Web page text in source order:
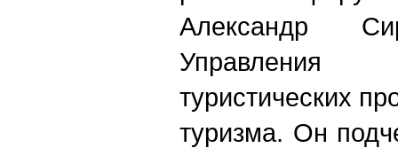
Александр
Управления
туристических
туризма. Он